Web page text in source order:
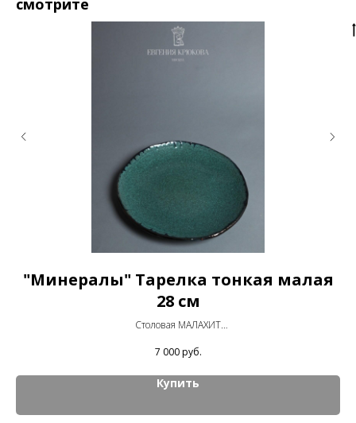
"Минералы" Тарелка тонкая малая
28 см
Столовая МАЛАХИТ
7 000 руб.
Купить